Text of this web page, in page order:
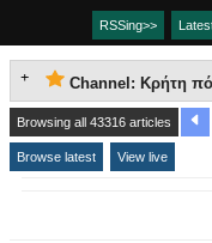
RSSing>>
Channel: Κρήτη
Browsing all 43316 articles
Browse latest View live